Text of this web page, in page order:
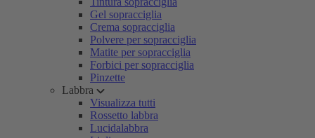
Gel sopracciglia
Crema sopracciglia
Polvere per sopracciglia
Matite per sopracciglia
Forbici per sopracciglia
Pinzette
Labbra
Visualizza tutti
Rossetto labbra
Lucidalabbra